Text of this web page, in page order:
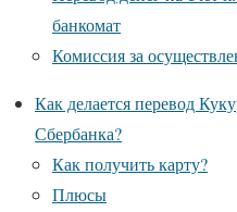
банкомат
Комиссия за
Как делается перевод
Сбербанка?
Как получить карту?
Плюсы